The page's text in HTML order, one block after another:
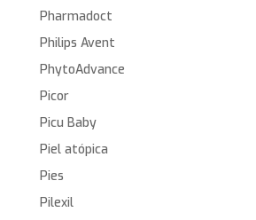
Pharmadoct
Philips Avent
PhytoAdvance
Picor
Picu Baby
Piel atópica
Pies
Pilexil